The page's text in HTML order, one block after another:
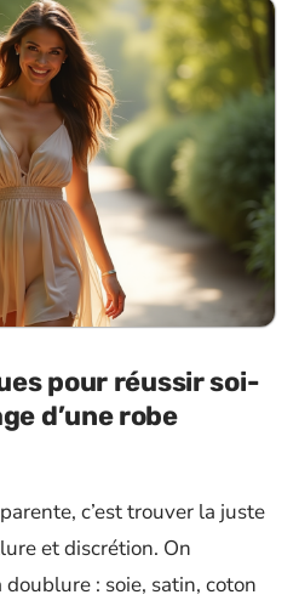
pour réussir soi-
d’une robe
c’est trouver la juste
et discrétion. On
: soie, satin, coton